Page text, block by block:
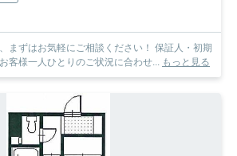
お気軽にご相談ください！ 保証人・初期
客様一人ひとりのご状況に合わせ... もっと見る